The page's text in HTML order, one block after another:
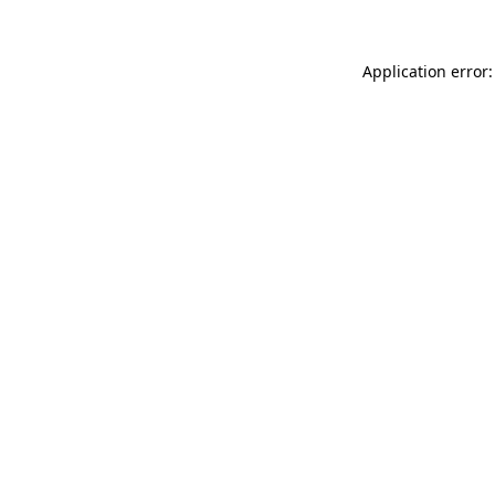
Application